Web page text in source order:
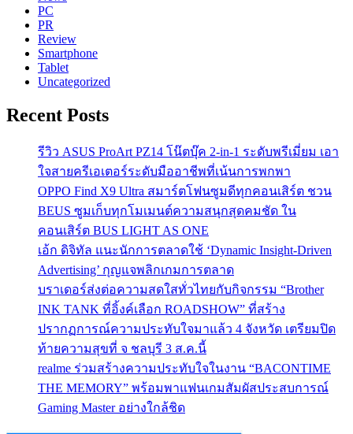
PC
PR
Review
Smartphone
Tablet
Uncategorized
Recent Posts
รีวิว ASUS ProArt PZ14 โน๊ตบุ๊ค 2-in-1 ระดับพรีเมี่ยม เอา
ใจสายครีเอเตอร์ระดับมืออาชีพที่เน้นการพกพา
OPPO Find X9 Ultra สมาร์ตโฟนซูมดีทุกคอนเสิร์ต ชวน
BEUS ซูมเก็บทุกโมเมนต์ความสนุกสุดคมชัด ใน
คอนเสิร์ต BUS LIGHT AS ONE
เอ้ก ดิจิทัล แนะนักการตลาดใช้ ‘Dynamic Insight-Driven
Advertising’ กุญแจพลิกเกมการตลาด
บราเดอร์ส่งต่อความสดใสทั่วไทยกับกิจกรรม “Brother
INK TANK ที่อิ้งค์เลือก ROADSHOW” ที่สร้าง
ปรากฏการณ์ความประทับใจมาแล้ว 4 จังหวัด เตรียมปิด
ท้ายความสุขที่ จ ชลบุรี 3 ส.ค.นี้
realme ร่วมสร้างความประทับใจในงาน “BACONTIME
THE MEMORY” พร้อมพาแฟนเกมสัมผัสประสบการณ์
Gaming Master อย่างใกล้ชิด